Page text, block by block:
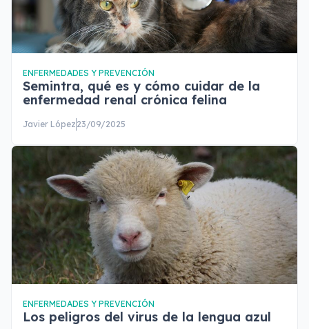
ENFERMEDADES Y PREVENCIÓN
Semintra, qué es y cómo cuidar de la
enfermedad renal crónica felina
Javier López 23/09/2025
ENFERMEDADES Y PREVENCIÓN
Los peligros del virus de la lengua azul